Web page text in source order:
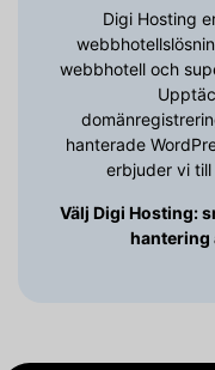
Digi Hosting
webbhotell och
hanterade
erbjuder vi
Välj Digi Hosting:
hantering